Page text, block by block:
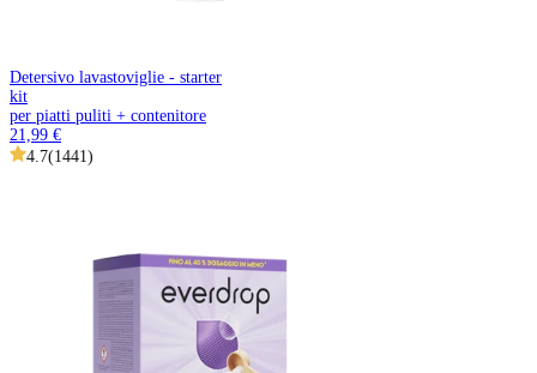
Detersivo lavastoviglie - starter
kit
per piatti puliti + contenitore
21,99 €
4.7(1441 )